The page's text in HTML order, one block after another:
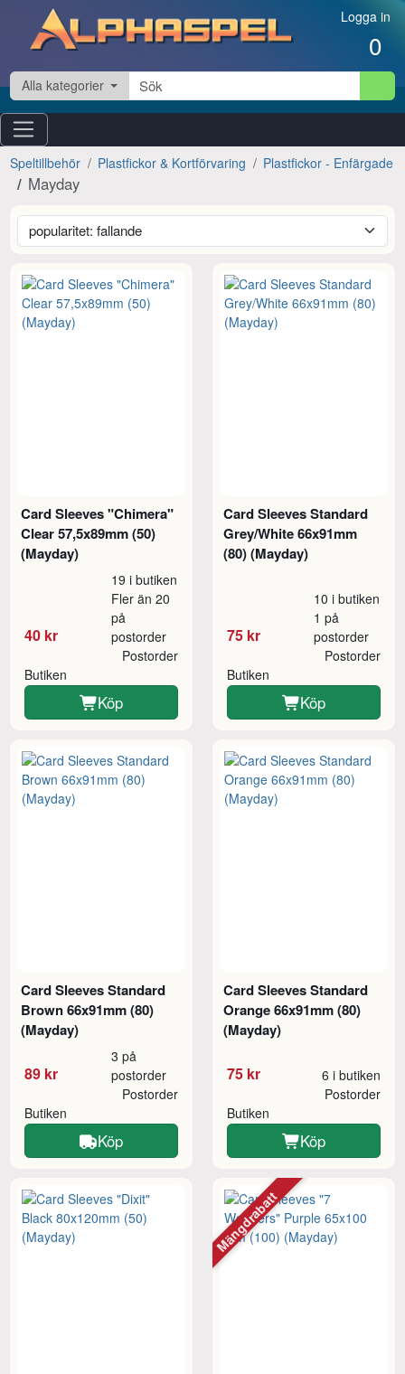
Hoppa till innehåll Logga in
0
Alla kategorier
Speltillbehör Plastfickor & Kortförvaring Plastfickor - Enfärgade
Mayday
Card Sleeves "Chimera"
Clear 57,5x89mm (50)
(Mayday)
40 kr
19 i butiken
Fler än 20
på
postorder
Butiken
Postorder
Köp
Card Sleeves Standard
Grey/White 66x91mm
(80) (Mayday)
75 kr
10 i butiken
1 på
postorder
Butiken
Postorder
Köp
Card Sleeves Standard
Brown 66x91mm (80)
(Mayday)
89 kr
3 på
postorder
Butiken
Postorder
Köp
Card Sleeves Standard
Orange 66x91mm (80)
(Mayday)
75 kr 6 i butiken
Butiken
Postorder
Köp
Mängdrabatt